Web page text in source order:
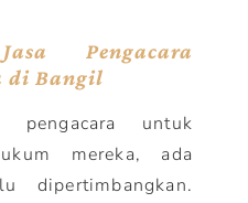
Pengacara
di Bangil
untuk
mereka, ada
dipertimbangkan.